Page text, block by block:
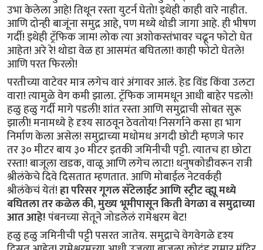
उभा केलेला आहे! तिथून रस्ता युटर्न घेतो! इथेही काही वारे नाहीत.
आणि दोन्ही बाजूंना समुद्र आहे, पण मध्ये थोडी जागा आहे. ही भीषण
गर्दी! इथेही ट्रॅफिक जाम! लोक त्या अशोकस्तंभावर चढून फोटो घेत
आहेत! अरे रे! थोडा वेळ हा आसमंत बघितला! काही फोटो घेतले!
आणि परत फिरलो!
परतीच्या वाटेवर मात्र लगेच वारं अंगावर आलं. हेड विंड किंवा उलटा
वारा! त्यामुळे वेग कमी झाला. ट्रॅफिक जाममधून आधी बाहेर पडलो!
हळु हळु गर्दी मागे पडली! शांत रस्ता आणि समुद्राची सोबत सुरू
झाली! मनामध्ये हे दृश्य साठवून ठेवतोय! निसर्गाने कसा हा भाग
निर्माण केला असेल! समुद्राच्या मधोमध अगदी छोटी म्हणजे फार
तर ३० मीटर बाय ३० मीटर इतकी जमिनीची पट्टी. त्यातच हा छोटा
रस्ता! बाजूला खडक, वाळू आणि लगेच लाटा! धनुषकोडीवरून रात्री
श्रीलंकेचे दिवे दिसतात म्हणतात. आणि मोबाईल नेटवर्कही
श्रीलंकेचं येतं!हा परिसर गूगल सॅटेलाईट आणि स्ट्रीट व्ह्यू मध्ये
बघितला तर कळेल की, मुख्य भूमीपासून किती वेगळा व समुद्राच्या
आत आहे!पंबनच्या सेतूने जोडलेलं रामेश्वरम बेट!
हळु हळु जमिनीची पट्टी पसरत जातेय. समुद्राचे वेगवेगळे दृश्य